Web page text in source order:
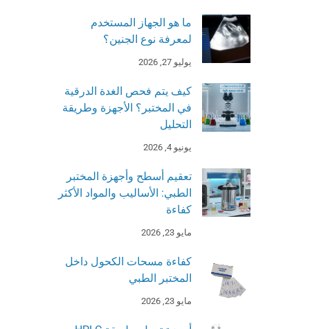
ما هو الجهاز المستخدم
لمعرفة نوع الجنين؟
يوليو 27, 2026
كيف يتم فحص الغدة الدرقية
في المختبر؟ الأجهزة وطريقة
التحليل
يونيو 4, 2026
تعقيم أسطح وأجهزة المختبر
الطبي: الأساليب والمواد الأكثر
كفاءة
مايو 23, 2026
كفاءة مسحات الكحول داخل
المختبر الطبي
مايو 23, 2026